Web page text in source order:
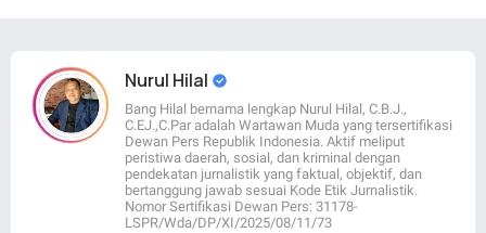
Nurul Hilal
Bang Hilal bernama lengkap Nurul Hilal, C.B.J.,
C.EJ.,C.Par adalah Wartawan Muda yang tersertifikasi
Dewan Pers Republik Indonesia. Aktif meliput
peristiwa daerah, sosial, dan kriminal dengan
pendekatan jurnalistik yang faktual, objektif, dan
bertanggung jawab sesuai Kode Etik Jurnalistik.
Nomor Sertifikasi Dewan Pers: 31178-
LSPR/Wda/DP/XI/2025/08/11/73